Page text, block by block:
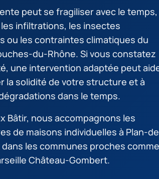
peut se fragiliser avec le temps,
les infiltrations, les insectes
ou les contraintes climatiques du
du-Rhône. Si vous constatez
une intervention adaptée peut
la solidité de votre structure et à
dans le temps.
Bâtir, nous accompagnons les
de maisons individuelles à Plan-
les communes proches comme
Château-Gombert.